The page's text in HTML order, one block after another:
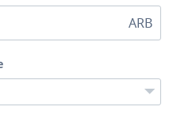
ARB